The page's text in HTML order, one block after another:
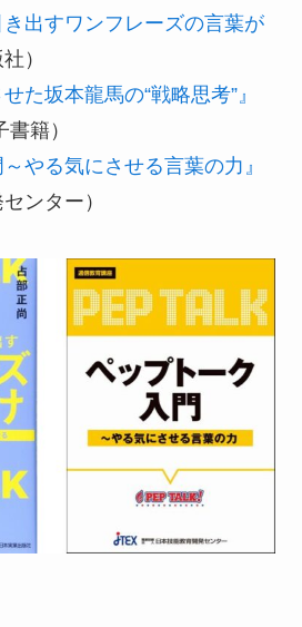
き出すワンフレーズの言葉が
）
た坂本龍馬の“戦略思考”』
籍）
やる気にさせる言葉の力』
ンター）